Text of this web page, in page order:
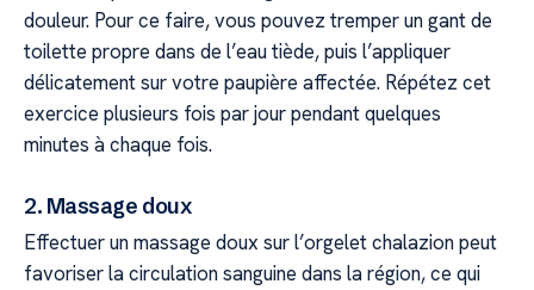
douleur. Pour ce faire, vous pouvez tremper un gant de
toilette propre dans de l’eau tiède, puis l’appliquer
délicatement sur votre paupière affectée. Répétez cet
exercice plusieurs fois par jour pendant quelques
minutes à chaque fois.
2. Massage doux
Effectuer un massage doux sur l’orgelet chalazion peut
favoriser la circulation sanguine dans la région, ce qui